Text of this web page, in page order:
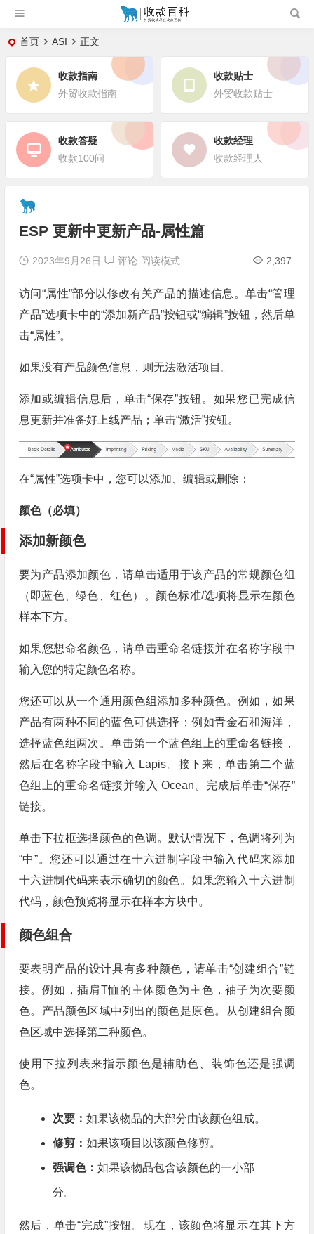
首页 ASI 正文
收款指南
外贸收款指南
收款贴士
外贸收款贴士
收款答疑
收款100问
收款经理
收款经理人
ESP 更新中更新产品-属性篇
2023年9月26日 评论 2,397
阅读模式
访问“属性”部分以修改有关产品的描述信息。单击“管理
产品”选项卡中的“添加新产品”按钮或“编辑”按钮，然后单
击“属性”。
如果没有产品颜色信息，则无法激活项目。
添加或编辑信息后，单击“保存”按钮。如果您已完成信
息更新并准备好上线产品；单击“激活”按钮。
在“属性”选项卡中，您可以添加、编辑或删除：
颜色（必填）
添加新颜色
要为产品添加颜色，请单击适用于该产品的常规颜色组
（即蓝色、绿色、红色）。颜色标准/选项将显示在颜色
样本下方。
如果您想命名颜色，请单击重命名链接并在名称字段中
输入您的特定颜色名称。
您还可以从一个通用颜色组添加多种颜色。例如，如果
产品有两种不同的蓝色可供选择；例如青金石和海洋，
选择蓝色组两次。单击第一个蓝色组上的重命名链接，
然后在名称字段中输入 Lapis。接下来，单击第二个蓝
色组上的重命名链接并输入 Ocean。完成后单击“保存”
链接。
单击下拉框选择颜色的色调。默认情况下，色调将列为
“中”。您还可以通过在十六进制字段中输入代码来添加
十六进制代码来表示确切的颜色。如果您输入十六进制
代码，颜色预览将显示在样本方块中。
颜色组合
要表明产品的设计具有多种颜色，请单击“创建组合”链
接。例如，插肩T恤的主体颜色为主色，袖子为次要颜
色。产品颜色区域中列出的颜色是原色。从创建组合颜
色区域中选择第二种颜色。
使用下拉列表来指示颜色是辅助色、装饰色还是强调
色。
次要： 如果该物品的大部分由该颜色组成。
修剪： 如果该项目以该颜色修剪。
强调色： 如果该物品包含该颜色的一小部
分。
然后，单击“完成”按钮。现在，该颜色将显示在其下方